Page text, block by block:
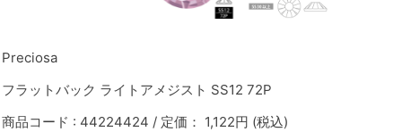
Preciosa
フラットバック ライトアメジスト SS12 72P
商品コード : 44224424 / 定価： 1,122円 (税込)